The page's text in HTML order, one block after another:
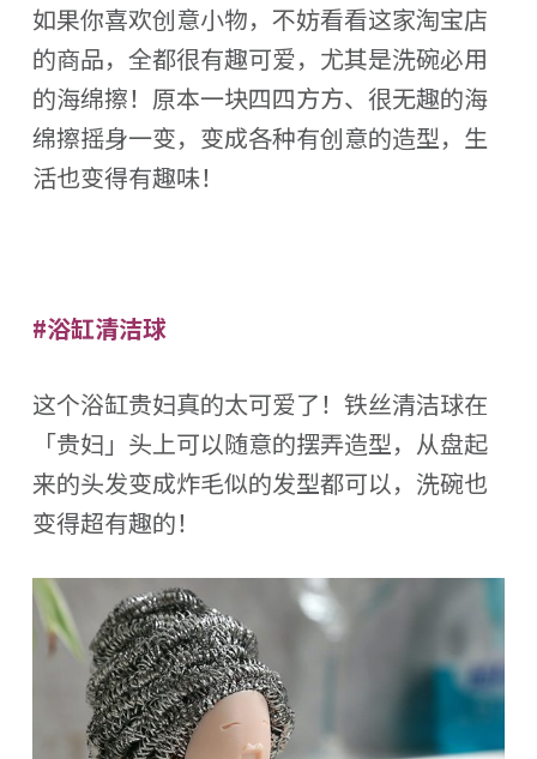
如果你喜欢创意小物，不妨看看这家淘宝店
的商品，全都很有趣可爱，尤其是洗碗必用
的海绵擦！原本一块四四方方、很无趣的海
绵擦摇身一变，变成各种有创意的造型，生
活也变得有趣味！
#浴缸清洁球
这个浴缸贵妇真的太可爱了！铁丝清洁球在
「贵妇」头上可以随意的摆弄造型，从盘起
来的头发变成炸毛似的发型都可以，洗碗也
变得超有趣的！